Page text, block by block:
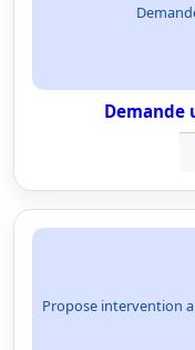
Demande
Propose intervention